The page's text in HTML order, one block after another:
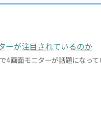
ーが注目されているのか
4画面モニターが話題になっ